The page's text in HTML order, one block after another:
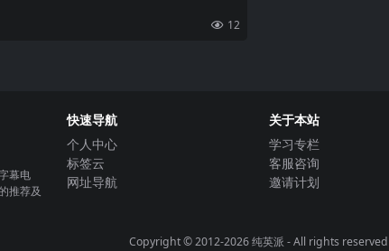
12
幕电
推荐及
快速导航
个人中心
标签云
网址导航
关于本站
学习专栏
客服咨询
邀请计划
Copyright © 2012-2026纯英派 - All rights reserved